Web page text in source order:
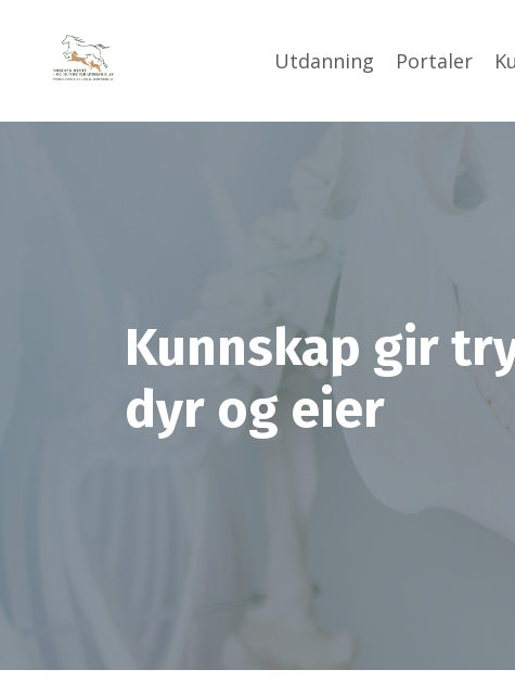
Utdanning Portaler
Kunnskap gir
dyr og eier